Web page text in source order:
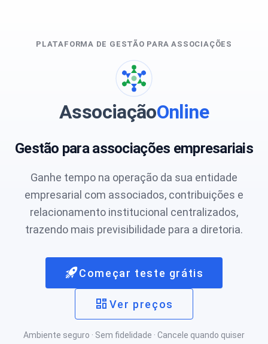
PLATAFORMA DE GESTÃO PARA ASSOCIAÇÕES
AssociaçãoOnline
Gestão para associações empresariais
Ganhe tempo na operação da sua entidade
empresarial com associados, contribuições e
relacionamento institucional centralizados,
trazendo mais previsibilidade para a diretoria.
Começar teste grátis
Ver preços
Ambiente seguro · Sem fidelidade · Cancele quando quiser